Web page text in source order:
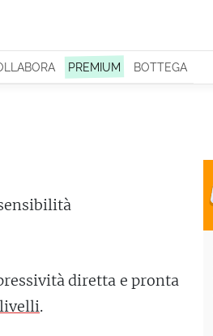
PREMIUM BOTTEGA
diretta e pronta
livelli.